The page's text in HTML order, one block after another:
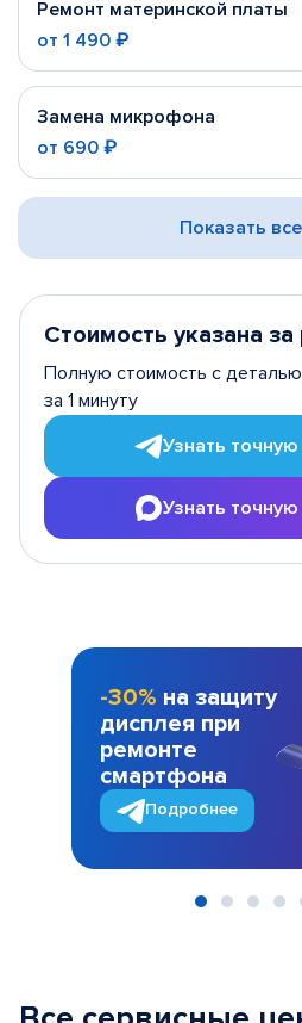
Ремонт материнской платы
от 1 490 ₽
Замена микрофона
от 690 ₽
Показать
Стоимость указана за
Полную стоимость с
за 1 минуту
Узнать
Узнать
-30% на защиту
дисплея при
ремонте
смартфона
Подробнее